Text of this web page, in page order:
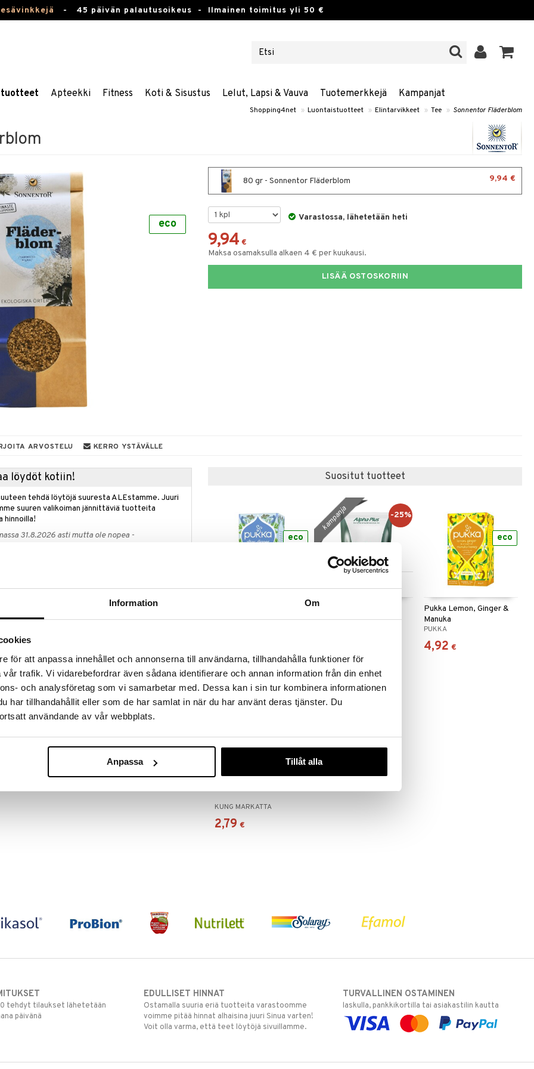
Information Om
för att anpassa innehållet och annonserna till användarna, tillhandahålla funktioner för
trafik. Vi vidarebefordrar även sådana identifierare och annan information från din enhet
och analysföretag som vi samarbetar med. Dessa kan i sin tur kombinera informationen
har tillhandahållit eller som de har samlat in när du har använt deras tjänster. Du
användande av vår webbplats.
Anpassa Tillåt alla
- 45 päivän palautusoikeus - Ilmainen toimitus yli 50 €
Apteekki Fitness Koti & Sisustus Lelut, Lapsi & Vauva Tuotemerkkejä Kampanjat
Shopping4net » Luontaistuotteet » Elintarvikkeet » Tee » Sonnentor Fläderblom
eco
80 gr - Sonnentor Fläderblom 9,94 €
Varastossa, lähetetään heti
9,94 €
Maksa osamaksulla alkaen 4 € per kuukausi.
LISÄÄ OSTOSKORIIN
ARVOSTELU KERRO YSTÄVÄLLE
löydöt kotiin!
tehdä löytöjä suuresta ALEstamme. Juuri
suuren valikoiman jännittäviä tuotteita
hinnoilla!
31.8.2026 asti mutta ole nopea -
lämpimänä viileinä päivinä tai viilentävänä
Suositut tuotteet
eco
vaihtoehtona
Pau D'Arco te
kampanja -25%
Pukka Lemon, Ginger &
Manuka
PUKKA
4,92 €
eco
KUNG MARKATTA
2,79 €
tehdyt tilaukset lähetetään
päivänä
EDULLISET HINNAT
Ostamalla suuria eriä tuotteita varastoomme
voimme pitää hinnat alhaisina juuri Sinua varten!
Voit olla varma, että teet löytöjä sivuillamme.
TURVALLINEN OSTAMINEN
laskulla, pankkikortilla tai asiakastilin kautta